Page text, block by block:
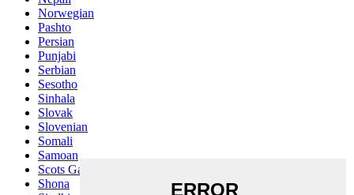
Norwegian
Pashto
Persian
Punjabi
Serbian
Sesotho
Sinhala
Slovak
Slovenian
Somali
Samoan
Scots Gaelic
Shona